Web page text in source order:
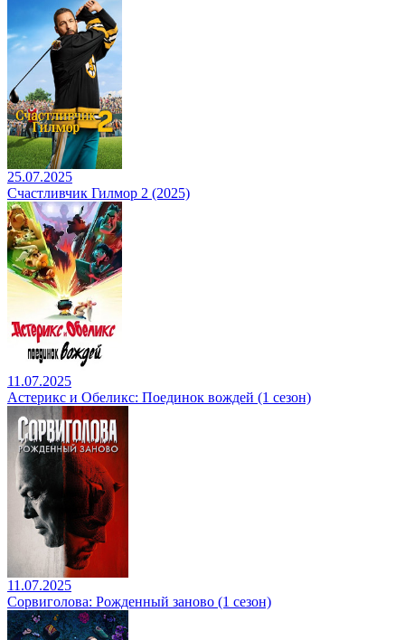
25.07.2025
Счастливчик Гилмор 2 (2025)
11.07.2025
Астерикс и Обеликс: Поединок вождей (1 сезон)
11.07.2025
Сорвиголова: Рожденный заново (1 сезон)